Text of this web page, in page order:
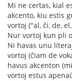
Mi ne certas, kial
akcento, kiu estis
vortoj ("al, ĉi, de,
Nur vortoj kun pli
Ni havas unu
vortoj (ĉiam de
havus akcenton
vortoj estus